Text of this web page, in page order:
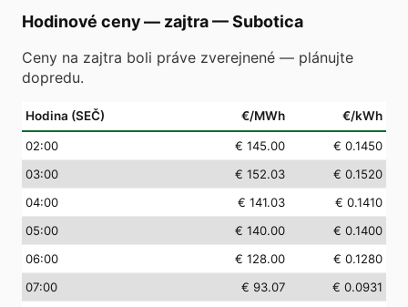
Hodinové ceny — zajtra—Subotica
Ceny na zajtra boli práve zverejnené — plánujte
dopredu.
Hodina (SEČ) €/MWh €/kWh
02:00 € 145.00
€ 0.1450
03:00 € 152.03
€ 0.1520
04:00 € 141.03
€ 0.1410
05:00 € 140.00
€ 0.1400
06:00 € 128.00
€ 0.1280
07:00 € 93.07
€ 0.0931